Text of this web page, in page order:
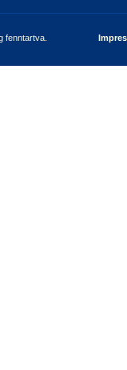
fenntartva.